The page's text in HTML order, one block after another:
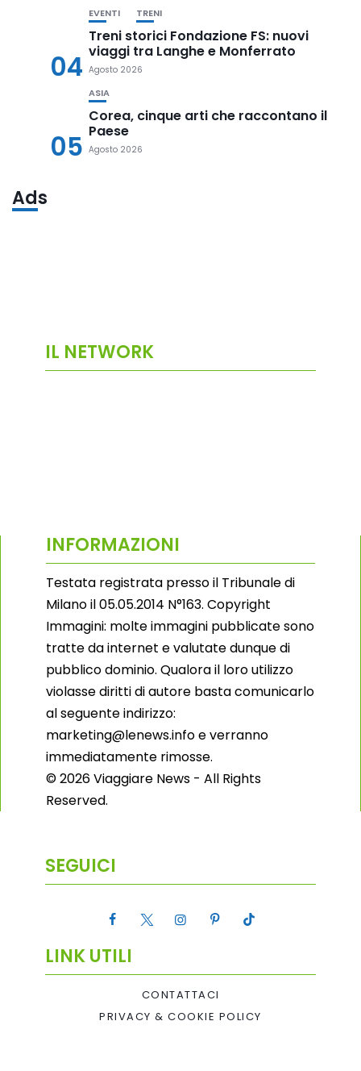
04
EVENTI TRENI
Treni storici Fondazione FS: nuovi
viaggi tra Langhe e Monferrato
Agosto 2026
05
ASIA
Corea, cinque arti che raccontano il
Paese
Agosto 2026
Ads
IL NETWORK
INFORMAZIONI
Testata registrata presso il Tribunale di
Milano il 05.05.2014 N°163. Copyright
Immagini: molte immagini pubblicate sono
tratte da internet e valutate dunque di
pubblico dominio. Qualora il loro utilizzo
violasse diritti di autore basta comunicarlo
al seguente indirizzo:
marketing@lenews.info e verranno
immediatamente rimosse.
© 2026 Viaggiare News - All Rights
Reserved.
SEGUICI
LINK UTILI
CONTATTACI
PRIVACY & COOKIE POLICY